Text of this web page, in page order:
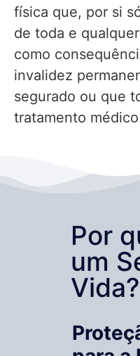
física que, por si
de toda e
como
invalidez
segurado ou que
tratamento
Por
um
Vida?